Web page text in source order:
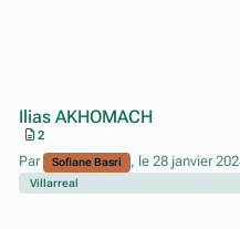
Ilias AKHOMACH
2
Par Sofiane Basri , le 28 janvier
Villarreal